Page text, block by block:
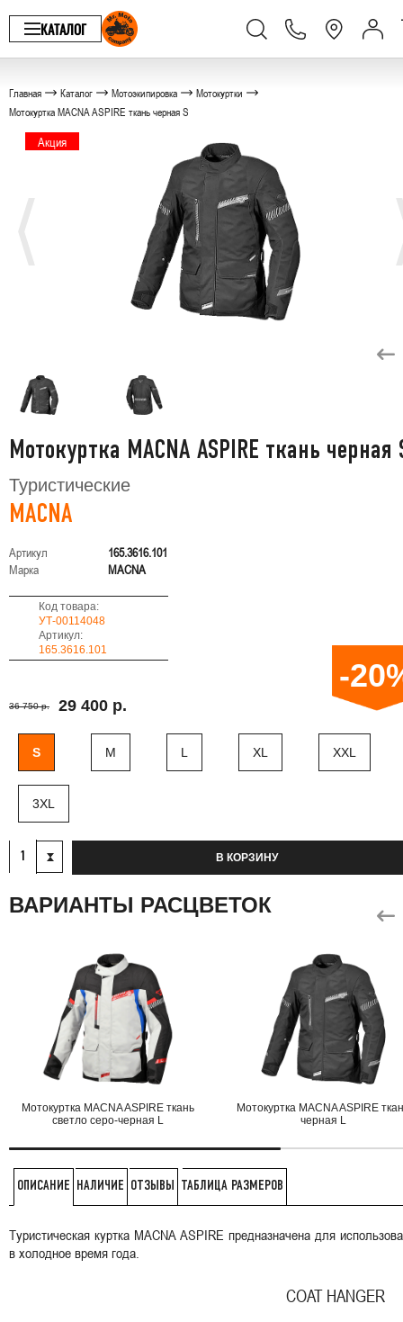
КАТАЛОГ
Главная Каталог Мотоэкипировка
Мотокуртки
Мотокуртка MACNA ASPIRE ткань черная S
Акция
Мотокуртка MACNA ASPIRE ткань черная
Туристические
MACNA
Артикул
165.3616.101
Марка
MACNA
Код товара:
УТ-00114048
Артикул:
165.3616.101
36 750 р. 29 400 р.
-
S M L XL XXL
3XL
В КОРЗИНУ
ВАРИАНТЫ РАСЦВЕТОК
Мотокуртка MACNA ASPIRE ткань
светло серо-черная L
Мотокуртка MACNA ASPIRE
черная L
ОПИСАНИЕ НАЛИЧИЕ ОТЗЫВЫ ТАБЛИЦА РАЗМЕРОВ
Туристическая куртка MACNA ASPIRE предназначена для
в холодное время года.
COAT HANGER